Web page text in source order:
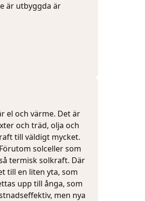
är utbyggda är
el och värme. Det är
och träd, olja och
till väldigt mycket.
solceller som
termisk solkraft. Där
till en liten yta, som
upp till ånga, som
men nya